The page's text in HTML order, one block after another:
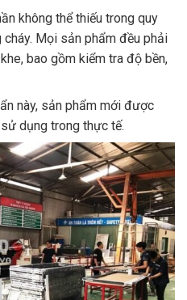
không thể thiếu trong quy
Mọi sản phẩm đều phải
bao gồm kiểm tra độ bền,
này, sản phẩm mới được
dụng trong thực tế.